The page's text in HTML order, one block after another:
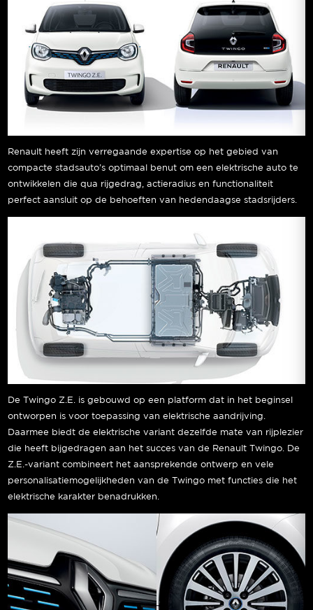
Renault heeft zijn verregaande expertise op het gebied van
compacte stadsauto’s optimaal benut om een elektrische auto te
ontwikkelen die qua rijgedrag, actieradius en functionaliteit
perfect aansluit op de behoeften van hedendaagse stadsrijders.
De Twingo Z.E. is gebouwd op een platform dat in het beginsel
ontworpen is voor toepassing van elektrische aandrijving.
Daarmee biedt de elektrische variant dezelfde mate van rijplezier
die heeft bijgedragen aan het succes van de Renault Twingo. De
Z.E.-variant combineert het aansprekende ontwerp en vele
personalisatiemogelijkheden van de Twingo met functies die het
elektrische karakter benadrukken.